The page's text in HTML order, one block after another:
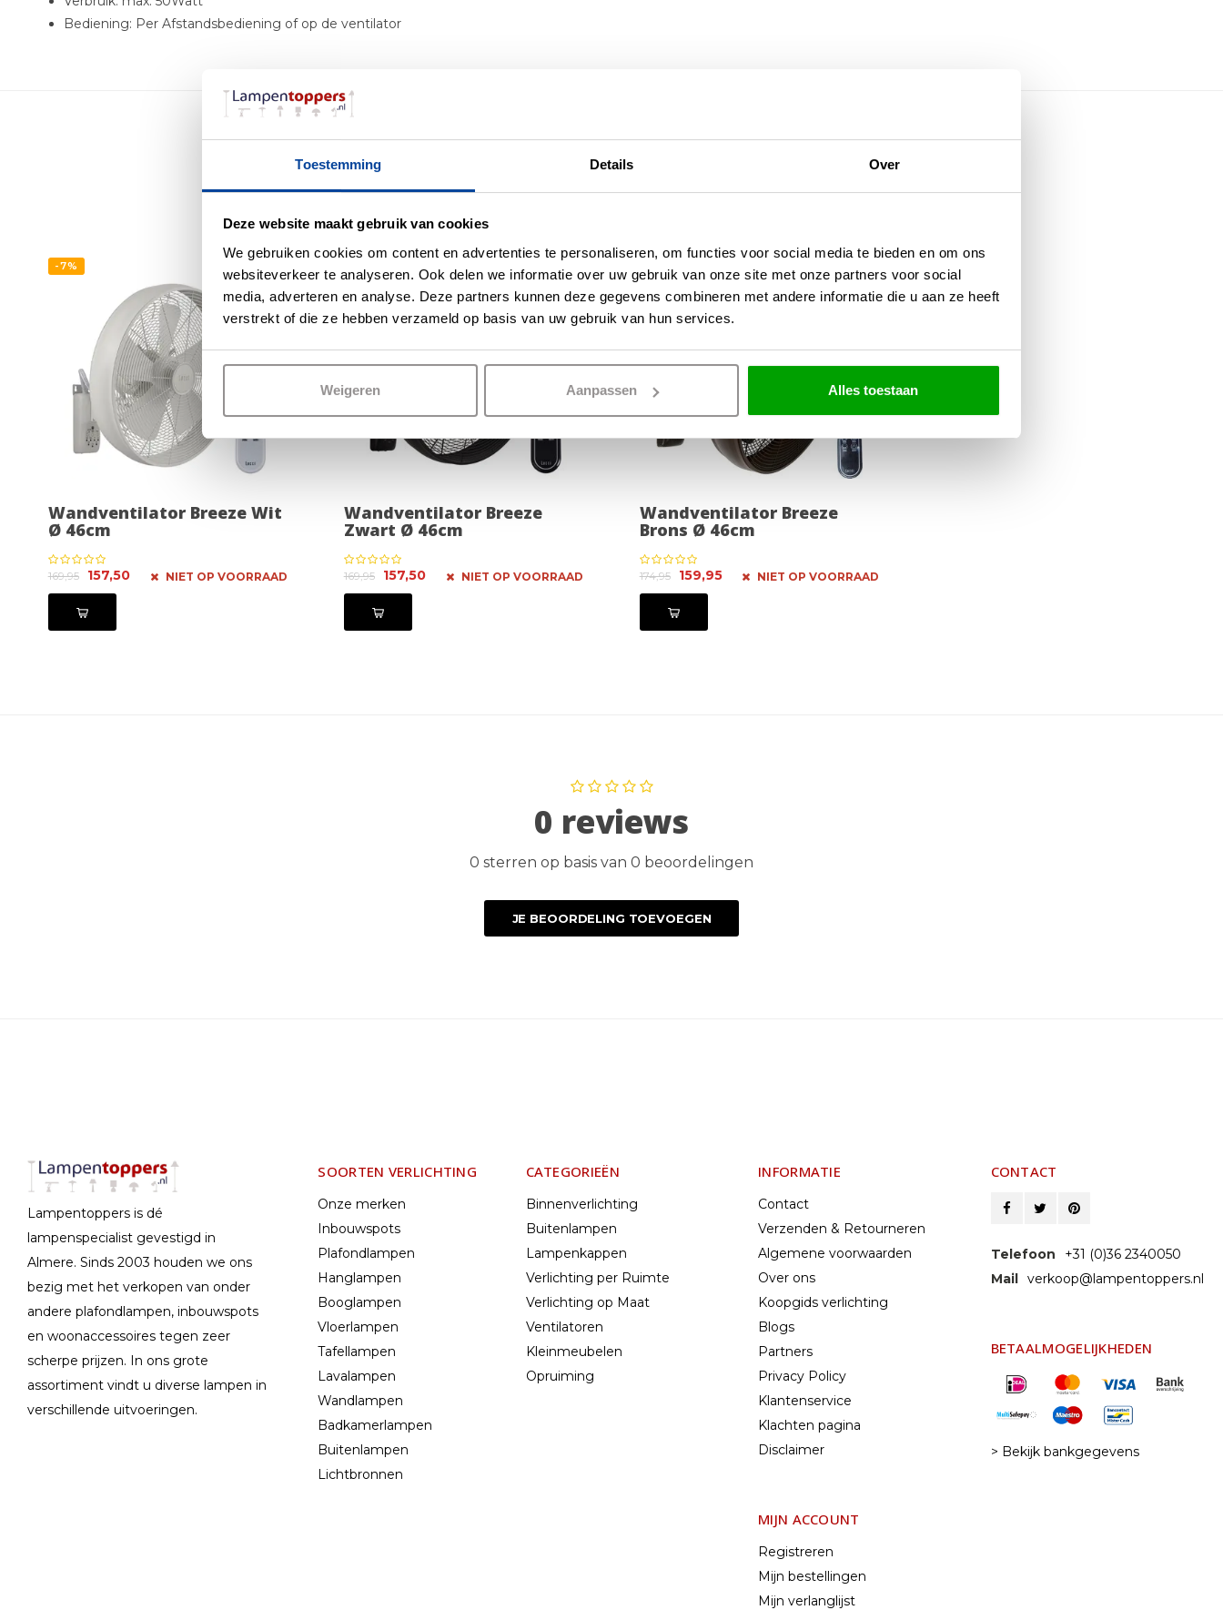
Toestemming Details Over
Deze website maakt gebruik van cookies
We gebruiken cookies om content en advertenties te personaliseren, om functies voor social media te bieden en om ons
websiteverkeer te analyseren. Ook delen we informatie over uw gebruik van onze site met onze partners voor social
media, adverteren en analyse. Deze partners kunnen deze gegevens combineren met andere informatie die u aan ze heeft
verstrekt of die ze hebben verzameld op basis van uw gebruik van hun services.
Weigeren Aanpassen Alles toestaan
Bediening: Per Afstandsbediening of op de ventilator
Meer producten uit deze serie
-7%
Wandventilator Breeze Wit
Ø 46cm
169,95 157,50 NIET OP VOORRAAD
Wandventilator Breeze
Zwart Ø 46cm
169,95 157,50 NIET OP VOORRAAD
Wandventilator Breeze
Brons Ø 46cm
174,95 159,95 NIET OP VOORRAAD
0 reviews
0 sterren op basis van 0 beoordelingen
JE BEOORDELING TOEVOEGEN
Lampentoppers is dé
lampenspecialist gevestigd in
Almere. Sinds 2003 houden we ons
bezig met het verkopen van onder
andere plafondlampen, inbouwspots
en woonaccessoires tegen zeer
scherpe prijzen. In ons grote
assortiment vindt u diverse lampen in
verschillende uitvoeringen.
SOORTEN VERLICHTING
Onze merken
Inbouwspots
Plafondlampen
Hanglampen
Booglampen
Vloerlampen
Tafellampen
Lavalampen
Wandlampen
Badkamerlampen
Buitenlampen
Lichtbronnen
CATEGORIEËN
Binnenverlichting
Buitenlampen
Lampenkappen
Verlichting per Ruimte
Verlichting op Maat
Ventilatoren
Kleinmeubelen
Opruiming
INFORMATIE
Contact
Verzenden & Retourneren
Algemene voorwaarden
Over ons
Koopgids verlichting
Blogs
Partners
Privacy Policy
Klantenservice
Klachten pagina
Disclaimer
MIJN ACCOUNT
Registreren
Mijn bestellingen
Mijn verlanglijst
CONTACT
Telefoon
+31 (0)36 2340050
Mail
verkoop@lampentoppers.nl
BETAALMOGELIJKHEDEN
> Bekijk bankgegevens